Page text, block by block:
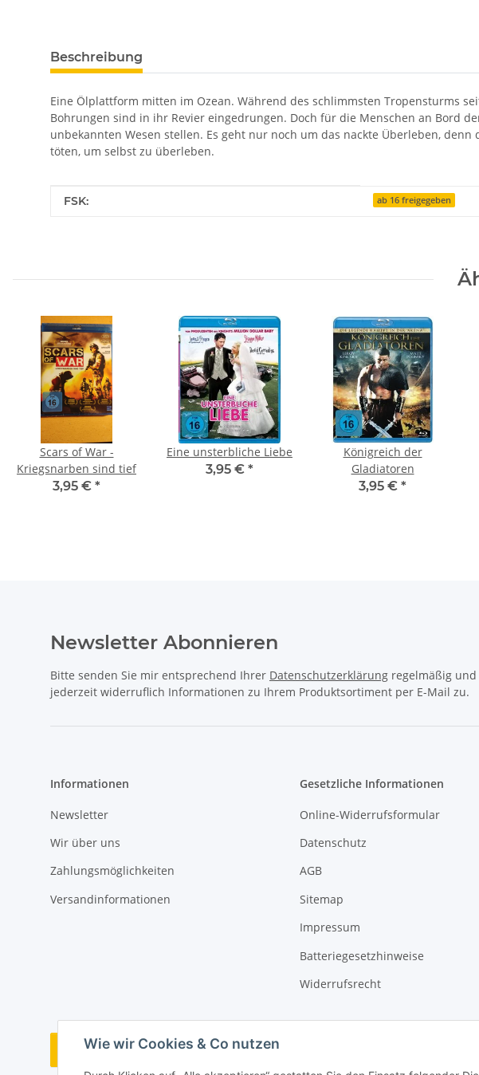
Wie wir Cookies & Co nutzen
Beschreibung
Eine Ölplattform mitten im Ozean. Während des schlimmsten Tropensturms
Bohrungen sind in ihr Revier eingedrungen. Doch für die Menschen an Bord
unbekannten Wesen stellen. Es geht nur noch um das nackte Überleben,
töten, um selbst zu überleben.
Produkteigenschaft
Wert
FSK: ab 16 freigegeben
Scars of War -
Kriegsnarben sind tief
3,95 € *
Eine unsterbliche Liebe
3,95 € *
Königreich der
Gladiatoren
3,95 € *
Newsletter Abonnieren
Bitte senden Sie mir entsprechend Ihrer Datenschutzerklärung regelmäßig und
jederzeit widerruflich Informationen zu Ihrem Produktsortiment per E-Mail zu.
Informationen
Newsletter
Wir über uns
Zahlungsmöglichkeiten
Versandinformationen
Gesetzliche Informationen
Online-Widerrufsformular
Datenschutz
AGB
Sitemap
Impressum
Batteriegesetzhinweise
Widerrufsrecht
Bestellung widerrufen